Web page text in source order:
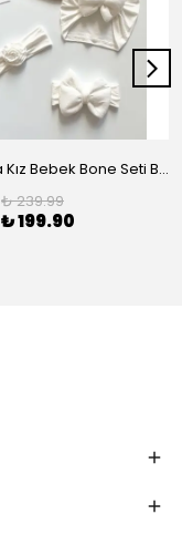
3 Parça Kız Bebek Bone Seti BN02 - Beyaz
₺ 239.99
₺ 199.90